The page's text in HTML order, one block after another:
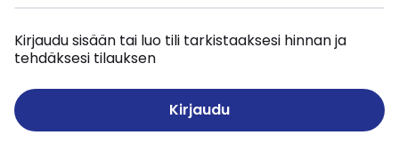
Kirjaudu sisään tai luo tili tarkistaaksesi hinnan ja
tehdäksesi tilauksen
Kirjaudu